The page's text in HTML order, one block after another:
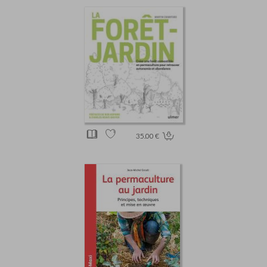
35.00 €